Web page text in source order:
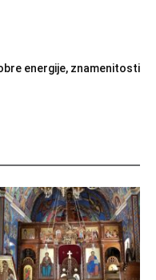
energije, znamenitosti